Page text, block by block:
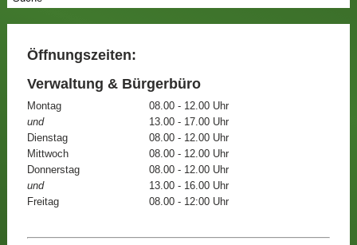
Öffnungszeiten:
Verwaltung & Bürgerbüro
Montag
08.00 - 12.00 Uhr
und
13.00 - 17.00 Uhr
Dienstag
08.00 - 12.00 Uhr
Mittwoch
08.00 - 12.00 Uhr
Donnerstag
08.00 - 12.00 Uhr
und
13.00 - 16.00 Uhr
Freitag
08.00 - 12:00 Uhr